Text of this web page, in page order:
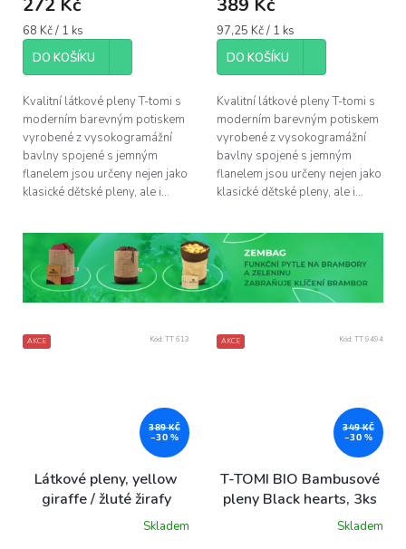
z
hvězdiček.
Měrná
cena:
68 Kč / 1 ks
DO KOŠÍKU
Kvalitní látkové pleny T-tomi s
moderním barevným potiskem
vyrobené z vysokogramážní
bavlny spojené s jemným
flanelem jsou určeny nejen jako
klasické dětské pleny, ale i...
z
hvězdiček.
Měrná
cena:
97,25 Kč / 1 ks
DO KOŠÍKU
Kvalitní látkové pleny T-tomi s
moderním barevným potiskem
vyrobené z vysokogramážní
bavlny spojené s jemným
flanelem jsou určeny nejen jako
klasické dětské pleny, ale i...
AKCE
389 KČ
–30 %
Látkové pleny, yellow
giraffe / žluté žirafy
Skladem
Kód: TT 613 AKCE
349 KČ
–30 %
T-TOMI BIO Bambusové
pleny Black hearts, 3ks
Skladem
Kód: TT 9494